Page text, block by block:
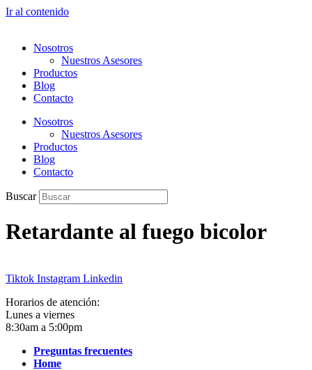
Ir al contenido
Nosotros
Nuestros Asesores
Productos
Blog
Contacto
Nosotros
Nuestros Asesores
Productos
Blog
Contacto
Buscar
Retardante al fuego bicolor
Tiktok Instagram Linkedin
Horarios de atención:
Lunes a viernes
8:30am a 5:00pm
Preguntas frecuentes
Home